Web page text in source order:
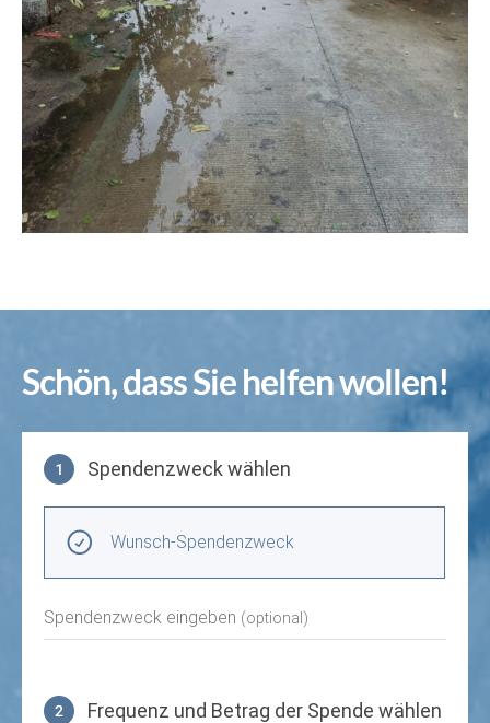
Schön, dass Sie helfen wollen!
1 Spendenzweck wählen
Wunsch-Spendenzweck
Spendenzweck eingeben (optional)
2 Frequenz und Betrag der Spende wählen